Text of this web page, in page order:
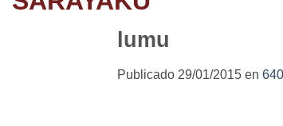
lumu
Publicado 29/01/2015 en